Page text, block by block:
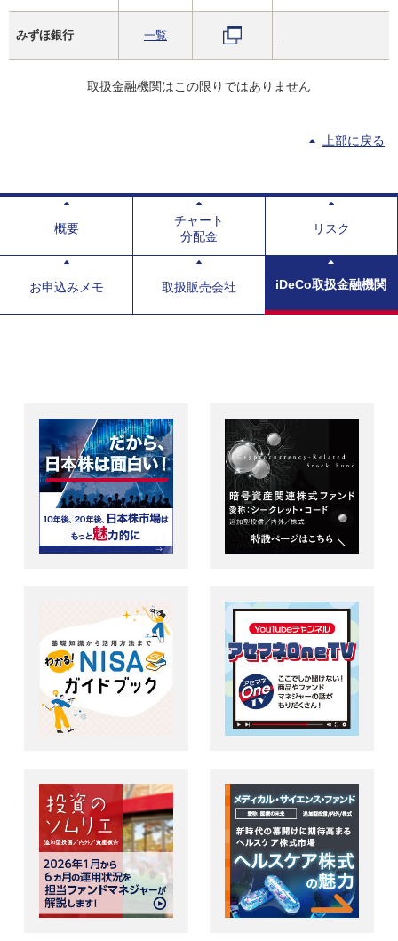
みずほ銀行 一覧 -
取扱金融機関はこの限りではありません
上部に戻る
概要
チャート
分配金
リスク
お申込みメモ 取扱販売会社 iDeCo取扱金融機関